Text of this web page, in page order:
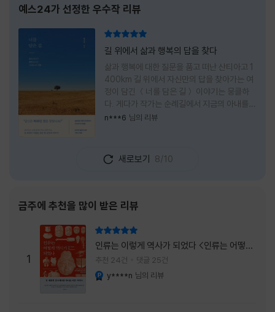
예스24가 선정한 우수작 리뷰
길 위에서 삶과 행복의 답을 찾다
삶과 행복에 대한 질문을 품고 떠난 산티아고 1
400km 길 위에서 자신만의 답을 찾아가는 여
정이 담긴 ＜너를 담은 길＞ 이야기는 뭉클하
다. 게다가 작가는 순례길에서 지금의 아내를
만나 여행 로맨스의 정석인 '비포 선라이즈'를
에 작가가 소개한 다양한 도서들의 문장들을 만
나는 것 역시 읽기의 또다른 즐거움이었다. 여
누구이며어느 순간 행복을 느끼는지 질문하며
길을 떠나려고 마음 먹는 순간들을 적어내려간
문장들에 마음을 한참 머물렀다.그 부분을 발췌
해본다. "내가 온 힘을 다해 부러워하던 사람
들은 '자신이 원하는' 일을 하는 사람들이었다.
소명이라고 하던
n***6 님의 리뷰
새로보기 8/10
금주에 추천을 많이 받은 리뷰
1
인류는 이렇게 역사가 되었다 <인류는 어떻게
역사가 되었나>
추천 24건 댓글 25건
y****n 님의 리뷰